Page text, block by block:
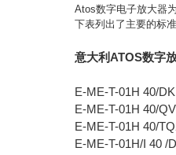
Atos数字电子放大器
下表列出了主要的标
意大利ATOS数字
E-ME-T-01H 40/
E-ME-T-01H 40/
E-ME-T-01H 40/
E-ME-T-01H/I 40 /